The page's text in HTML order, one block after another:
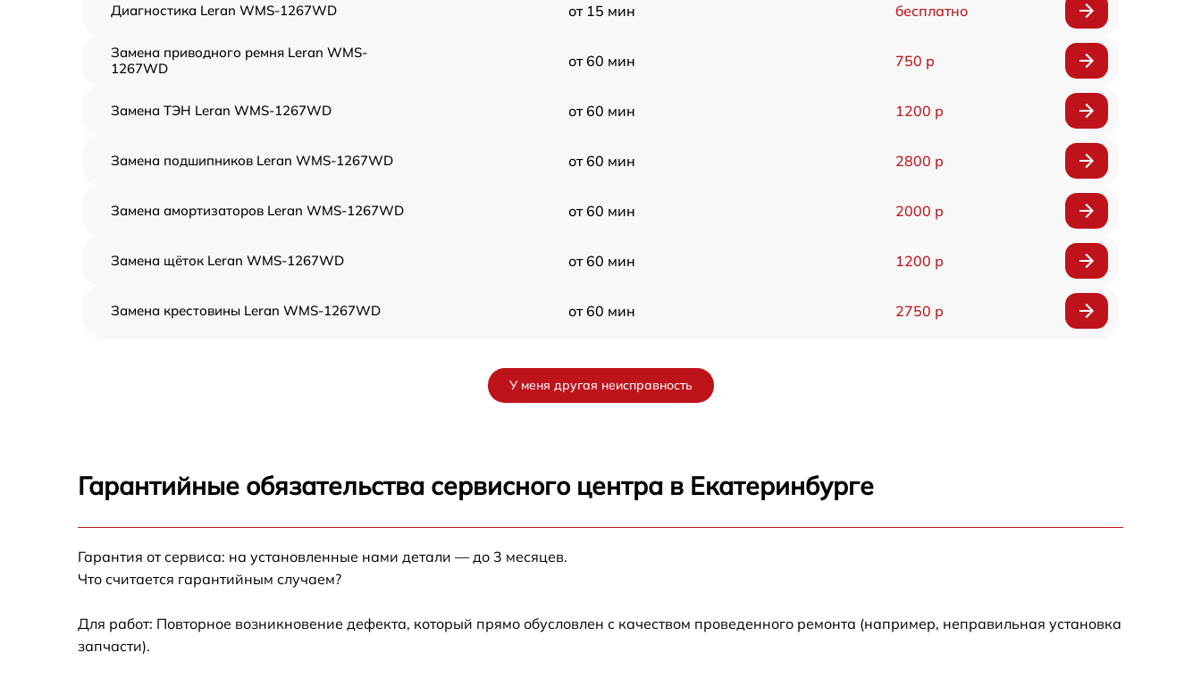
Диагностика Leran WMS-1267WD от 15 мин бесплатно
Замена приводного ремня Leran WMS-
1267WD
от 60 мин 750 р
Замена ТЭН Leran WMS-1267WD от 60 мин 1200 р
Замена подшипников Leran WMS-1267WD от 60 мин 2800 р
Замена амортизаторов Leran WMS-1267WD от 60 мин 2000 р
Замена щёток Leran WMS-1267WD от 60 мин 1200 р
Замена крестовины Leran WMS-1267WD от 60 мин 2750 р
Замена УБЛ Leran WMS-1267WD
WMS-1267WD
Замена сливного шланга Leran WMS-
У меня другая неисправность
Гарантийные обязательства сервисного центра в Екатеринбурге
Гарантия от сервиса: на установленные нами детали — до 3 месяцев.
Что считается гарантийным случаем?
Для работ: Повторное возникновение дефекта, который прямо обусловлен с качеством проведенного ремонта (например, неправильная установка
запчасти).